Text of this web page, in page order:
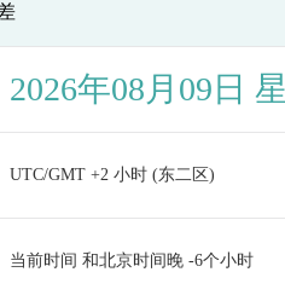
2026年08月09日
UTC/GMT +2 小时 (东二区)
当前时间 和北京时间晚 -6个小时